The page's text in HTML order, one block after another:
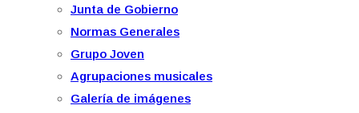
Junta de Gobierno
Normas Generales
Grupo Joven
Agrupaciones musicales
Galería de imágenes